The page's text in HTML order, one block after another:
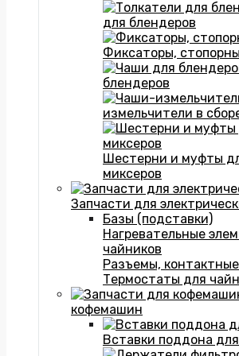
для блендеров
Фиксаторы,
блендеров
измельчители в
Шестерни и муфты
миксеров
Запчасти для
Базы (подставки)
Нагревательные
чайников
Разъемы,
Термостаты для
кофемашин
Вставки поддона